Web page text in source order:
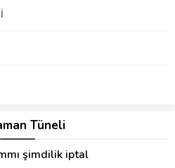
Tüneli
şimdilik iptal